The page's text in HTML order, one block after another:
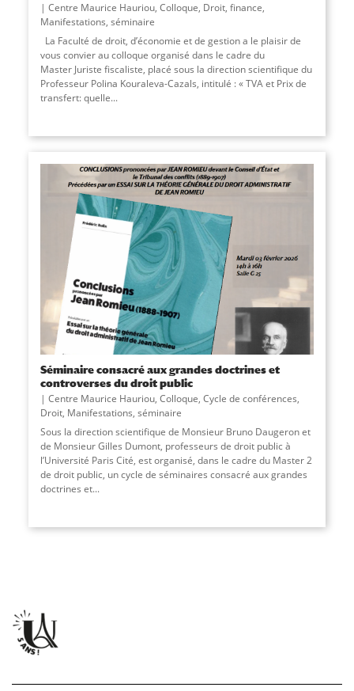
Centre Maurice Hauriou, Colloque, Droit, finance,
Manifestations, séminaire
La Faculté de droit, d’économie et de gestion a le plaisir de
vous convier au colloque organisé dans le cadre du
Master Juriste fiscaliste, placé sous la direction scientifique du
Professeur Polina Kouraleva-Cazals, intitulé : « TVA et Prix de
transfert: quelle...
Séminaire consacré aux grandes doctrines et
controverses du droit public
Centre Maurice Hauriou, Colloque, Cycle de conférences,
Droit, Manifestations, séminaire
Sous la direction scientifique de Monsieur Bruno Daugeron et
de Monsieur Gilles Dumont, professeurs de droit public à
l’Université Paris Cité, est organisé, dans le cadre du Master 2
de droit public, un cycle de séminaires consacré aux grandes
doctrines et...